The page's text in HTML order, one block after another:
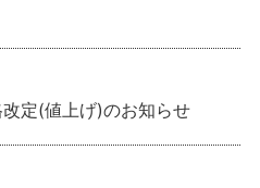
定(値上げ)のお知らせ